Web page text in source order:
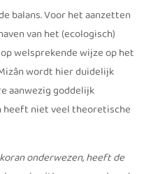
balans. Voor het aanzetten
van het (ecologisch)
welsprekende wijze op het
wordt hier duidelijk
aanwezig goddelijk
heeft niet veel theoretische
onderwezen, heeft de